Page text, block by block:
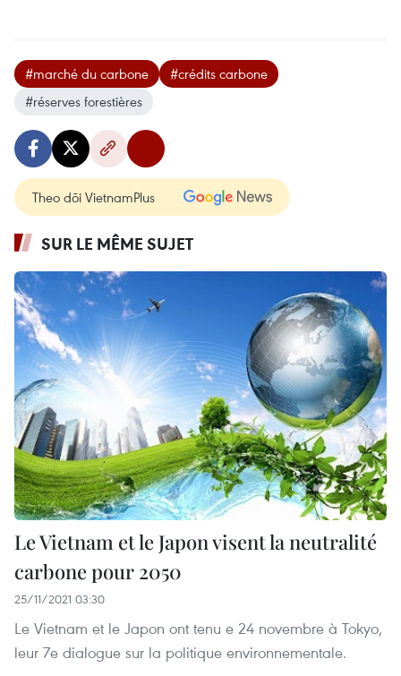
#marché du carbone
#crédits carbone
#réserves forestières
Theo dõi VietnamPlus
SUR LE MÊME SUJET
Le Vietnam et le Japon visent la neutralité
carbone pour 2050
25/11/2021 03:30
Le Vietnam et le Japon ont tenu e 24 novembre à Tokyo,
leur 7e dialogue sur la politique environnementale.